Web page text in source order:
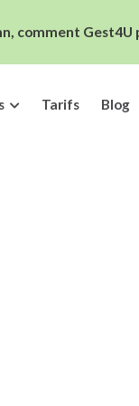
comment Gest4U
Tarifs Blog